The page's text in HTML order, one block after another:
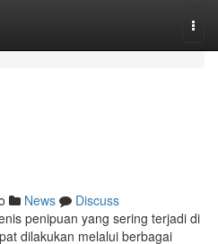
News
Discuss
penipuan yang sering terjadi di
dilakukan melalui berbagai